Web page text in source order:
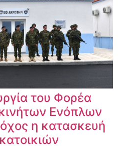
του Φορέα
Ενόπλων
η κατασκευή